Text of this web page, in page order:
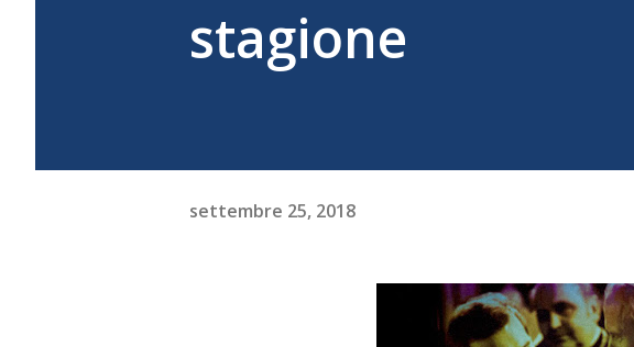
stagione
settembre 25, 2018